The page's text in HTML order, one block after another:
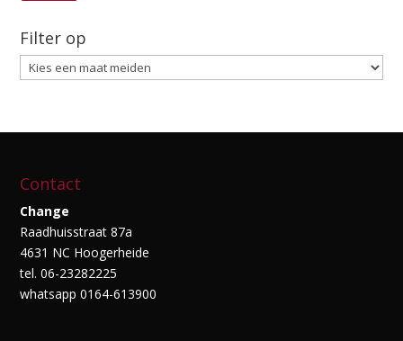
Filter op
Contact
Change
Raadhuisstraat 87a
4631 NC Hoogerheide
tel. 06-23282225
whatsapp 0164-613900